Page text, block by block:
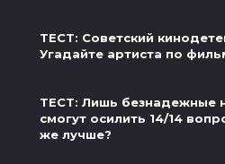
ТЕСТ: Советский
Угадайте артиста по
ТЕСТ: Лишь безнадежные
смогут осилить 14/14
же лучше?